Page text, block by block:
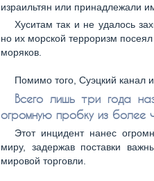
израильтян или принадлежали
Хуситам так и не удалось
но их морской терроризм
моряков.
Помимо того, Суэцкий канал
Всего лишь три года
огромную пробку из более
Этот инцидент нанес
миру, задержав поставки
мировой торговли.